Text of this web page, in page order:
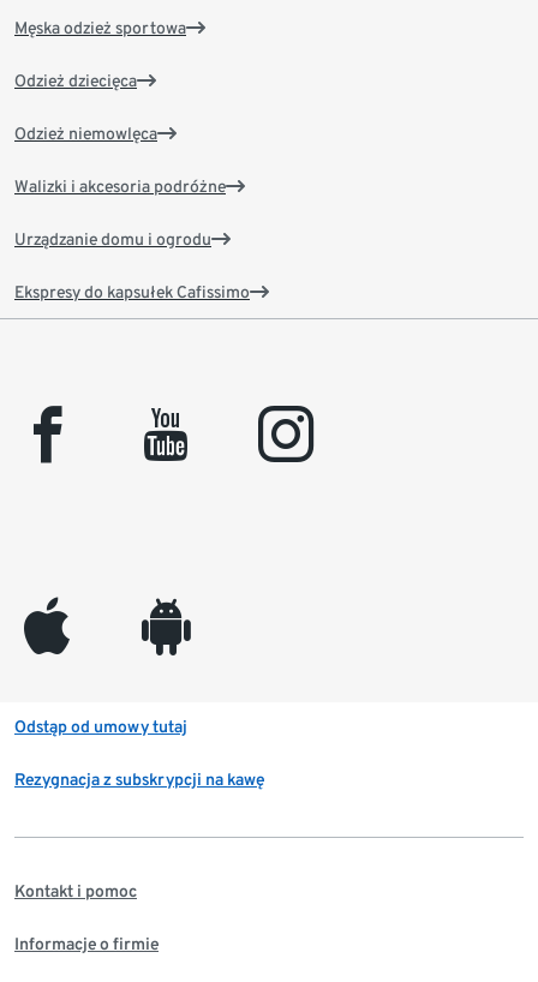
Męska odzież sportowa
Odzież dziecięca
Odzież niemowlęca
Walizki i akcesoria podróżne
Urządzanie domu i ogrodu
Ekspresy do kapsułek Cafissimo
facebook youtube instagram
appleinc android
Odstąp od umowy tutaj
Rezygnacja z subskrypcji na kawę
Kontakt i pomoc
Informacje o firmie